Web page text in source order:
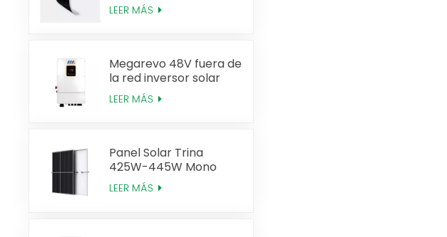
LEER MÁS
Megarevo 48V fuera de
la red inversor solar
híbrido de fase dividida
versión estadounidense
LEER MÁS
Panel Solar Trina
425W-445W Mono
Perc Tipo N
LEER MÁS